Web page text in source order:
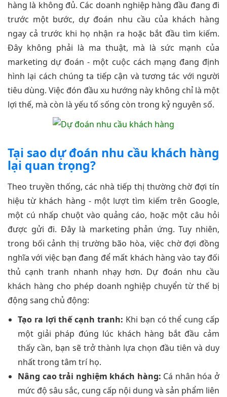
hàng là không đủ. Các doanh nghiệp hàng đầu đang đi
trước một bước, dự đoán nhu cầu của khách hàng
ngay cả trước khi họ nhận ra hoặc bắt đầu tìm kiếm.
Đây không phải là ma thuật, mà là sức mạnh của
marketing dự đoán - một cuộc cách mạng đang định
hình lại cách chúng ta tiếp cận và tương tác với người
tiêu dùng. Việc đón đầu xu hướng này không chỉ là một
lợi thế, mà còn là yếu tố sống còn trong kỷ nguyên số.
Tại sao dự đoán nhu cầu khách hàng
lại quan trọng?
Theo truyền thống, các nhà tiếp thị thường chờ đợi tín
hiệu từ khách hàng - một lượt tìm kiếm trên Google,
một cú nhấp chuột vào quảng cáo, hoặc một câu hỏi
được gửi đi. Đây là marketing phản ứng. Tuy nhiên,
trong bối cảnh thị trường bão hòa, việc chờ đợi đồng
nghĩa với việc bạn đang để mất khách hàng vào tay đối
thủ cạnh tranh nhanh nhạy hơn. Dự đoán nhu cầu
khách hàng cho phép doanh nghiệp chuyển từ thế bị
động sang chủ động:
Tạo ra lợi thế cạnh tranh: Khi bạn có thể cung cấp
một giải pháp đúng lúc khách hàng bắt đầu cảm
thấy cần, bạn sẽ trở thành lựa chọn đầu tiên và duy
nhất trong tâm trí họ.
Nâng cao trải nghiệm khách hàng: Cá nhân hóa ở
mức độ sâu sắc, cung cấp nội dung và sản phẩm liên